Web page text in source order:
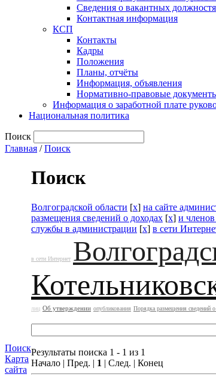
Сведения о вакантных
Контактная информация
КСП
Контакты
Кадры
Положения
Планы, отчёты
Информация, объявления
Нормативно-правовые
Информация о заработной плате
Национальная политика
Поиск
Главная /Поиск
Поиск
Карта
сайта
Поиск
Волгоградской области [x] на сайте
размещения сведений о доходах [x] и
службы в администрации [x] в сети
в сети Интернет
лиц Об утверждении опубликования Порядка размещения сведений
Результаты поиска 1 - 1 из 1
Начало | Пред. | 1 | След. | Конец